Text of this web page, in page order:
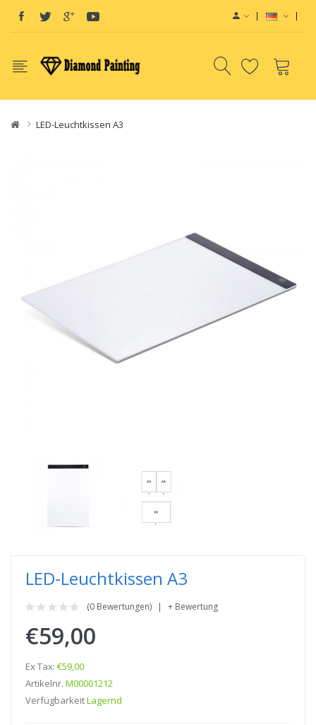
LED-Leuchtkissen A3
LED-Leuchtkissen A3
(0 Bewertungen) + Bewertung
€59,00
Ex Tax: €59,00
Artikelnr. M00001212
VerfügbarkeitLagernd